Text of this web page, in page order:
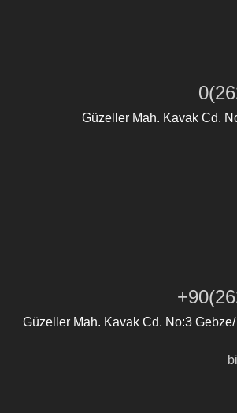
Güzeller Mah. Kavak Cd.
Güzeller Mah. Kavak Cd. No:3